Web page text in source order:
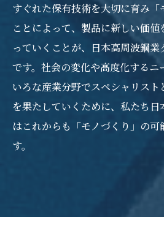
すぐれた保有技術を大切に育み
ことによって、製品に新しい価
っていくことが、日本高周波鋼
です。社会の変化や高度化するニ
いろな産業分野でスペシャリス
を果たしていくために、私たち
はこれからも「モノづくり」の
す。